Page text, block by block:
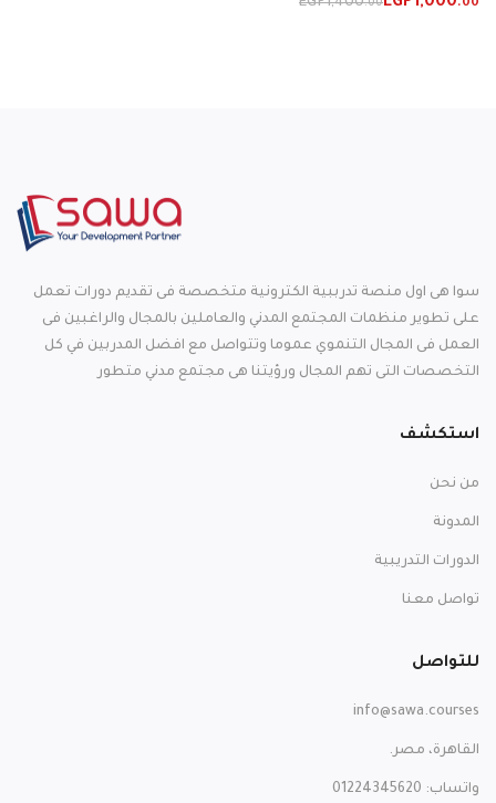
.00
.00
سوا هى اول منصة تدرببية الكترونية متخصصة فى تقديم دورات تعمل
على تطوير منظمات المجتمع المدني والعاملين بالمجال والراغبين فى
العمل فى المجال التنموي عموما وتتواصل مع افضل المدربين في كل
التخصصات التى تهم المجال ورؤيتنا هى مجتمع مدني متطور
استكشف
من نحن
المدونة
الدورات التدريبية
تواصل معنا
للتواصل
info@sawa.courses
القاهرة، مصر.
واتساب: 01224345620